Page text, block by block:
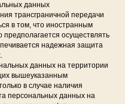
данных
трансграничной передачи
в том, что иностранным
предполагается осуществлять
надежная защита
данных на территории
вышеуказанным
в случае наличия
персональных данных на